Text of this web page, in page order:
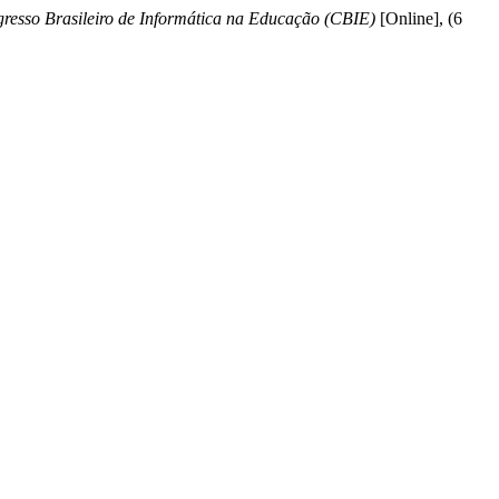
Brasileiro de Informática na Educação (CBIE) [Online], (6